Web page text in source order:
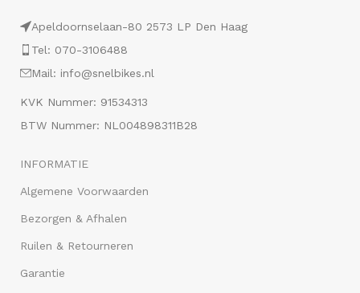
Apeldoornselaan-80 2573 LP Den Haag
Tel: 070-3106488
Mail: info@snelbikes.nl
KVK Nummer: 91534313
BTW Nummer: NL004898311B28
INFORMATIE
Algemene Voorwaarden
Bezorgen & Afhalen
Ruilen & Retourneren
Garantie